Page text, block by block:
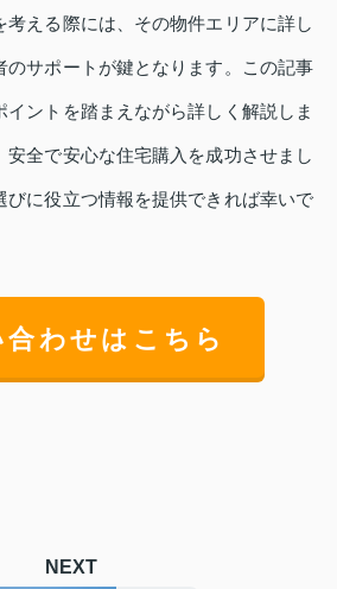
考える際には、その物件エリアに詳し
のサポートが鍵となります。この記事
イントを踏まえながら詳しく解説しま
安全で安心な住宅購入を成功させまし
びに役立つ情報を提供できれば幸いで
合わせはこちら
NEXT